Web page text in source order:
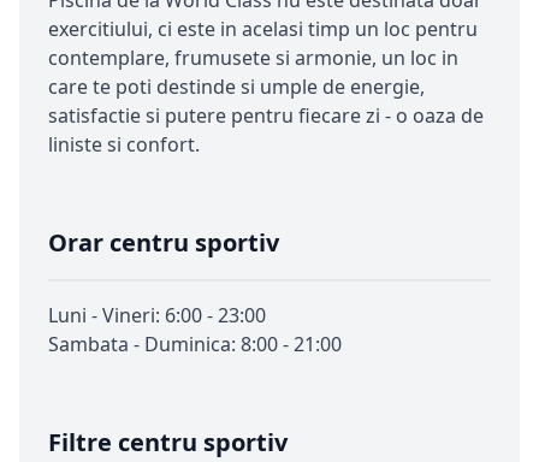
exercitiului, ci este in acelasi timp un loc pentru
contemplare, frumusete si armonie, un loc in
care te poti destinde si umple de energie,
satisfactie si putere pentru fiecare zi - o oaza de
liniste si confort.
Orar centru sportiv
Luni - Vineri: 6:00 - 23:00
Sambata - Duminica: 8:00 - 21:00
Filtre centru sportiv